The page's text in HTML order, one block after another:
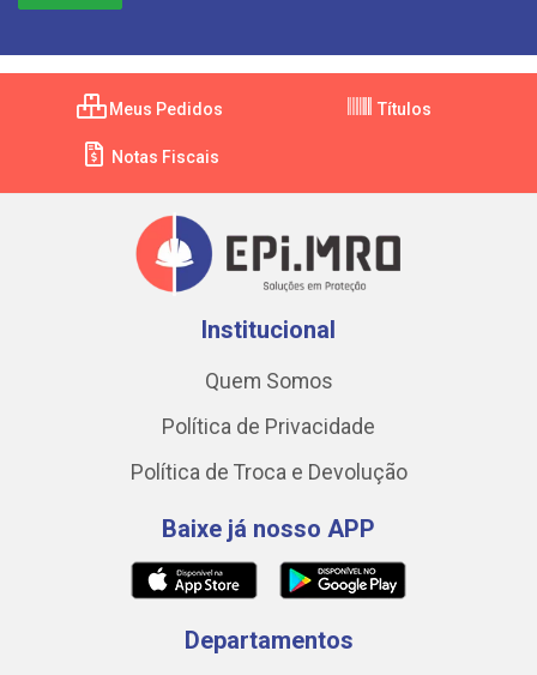
Meus Pedidos Títulos
Notas Fiscais
Institucional
Quem Somos
Política de Privacidade
Política de Troca e Devolução
Baixe já nosso APP
Departamentos